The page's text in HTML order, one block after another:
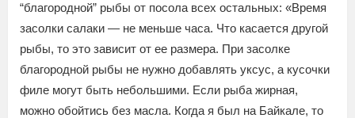
“благородной” рыбы от посола всех остальных: «Время
засолки салаки — не меньше часа. Что касается другой
рыбы, то это зависит от ее размера. При засолке
благородной рыбы не нужно добавлять уксус, а кусочки
филе могут быть небольшими. Если рыба жирная,
можно обойтись без масла. Когда я был на Байкале, то